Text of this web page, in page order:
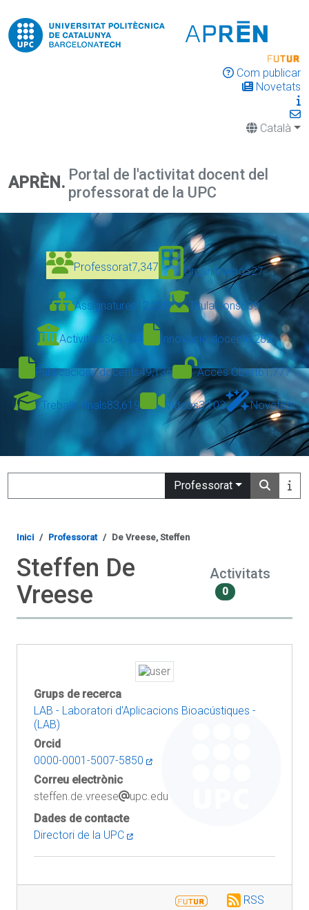
Com publicar
Novetats
Català
APRÈN. Portal de l'activitat docent del
professorat de la UPC
Professorat7,347 Organització327
Assignatures12,328 Titulacions639
Activitats364,434 Innovació docent6,282
Publicacions docents49,136 Accés Obert61,777
Treballs finals83,619 Vídeos3,103 Novetats
Professorat
Inici Professorat De Vreese, Steffen
Steffen De
Vreese
Activitats
0
Grups de recerca
LAB - Laboratori d'Aplicacions Bioacústiques -
(LAB)
Orcid
0000-0001-5007-5850
Correu electrònic
steffen.de.vreese
upc.edu
Dades de contacte
Directori de la UPC
RSS